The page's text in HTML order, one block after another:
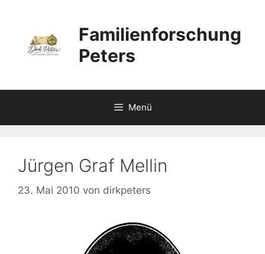
springen
Familienforschung
Peters
Menü
Jürgen Graf Mellin
23. Mai 2010 von dirkpeters